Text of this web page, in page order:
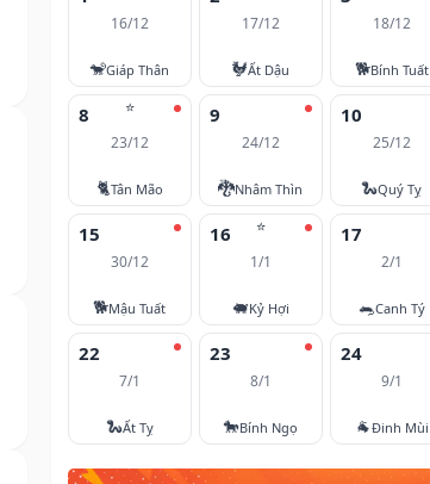
16/12
🐒Giáp Thân
17/12
🐓Ất Dậu
18/12
🐕Bính Tuất
⭐
8
23/12
🐈Tân Mão
9
24/12
🐉Nhâm Thìn
10
25/12
🐍Quý Tỵ
15
30/12
🐕Mậu Tuất
⭐
16
1/1
🐖Kỷ Hợi
17
2/1
🐀Canh Tý
22
7/1
🐍Ất Tỵ
23
8/1
🐎Bính Ngọ
24
9/1
🐐Đinh Mùi